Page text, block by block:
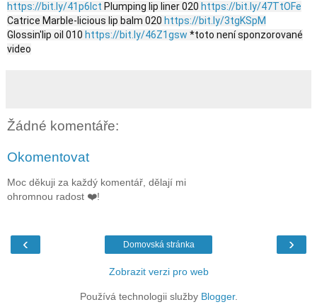
https://bit.ly/41p6lct Plumping lip liner 020 https://bit.ly/47TtOFe
Catrice Marble-licious lip balm 020 https://bit.ly/3tgKSpM
Glossin'lip oil 010 https://bit.ly/46Z1gsw *toto není sponzorované
video
Žádné komentáře:
Okomentovat
Moc děkuji za každý komentář, dělají mi
ohromnou radost ❤️!
‹ ›
Domovská stránka
Zobrazit verzi pro web
Používá technologii služby Blogger.